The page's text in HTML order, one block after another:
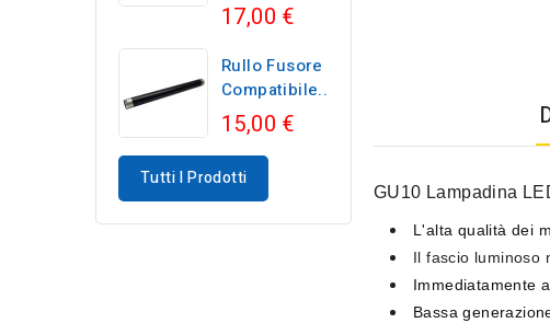
17,00 €
Rullo Fusore
Compatibile...
15,00 €
Tutti I Prodotti
GU10 Lampadina
L'alta qualità dei
Il fascio luminoso
Immediatamente
Bassa